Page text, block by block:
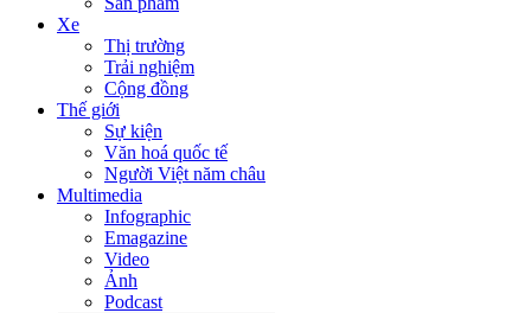
Xe
Thị trường
Trải nghiệm
Cộng đồng
Thế giới
Sự kiện
Văn hoá quốc tế
Người Việt năm châu
Multimedia
Infographic
Emagazine
Video
Ảnh
Podcast